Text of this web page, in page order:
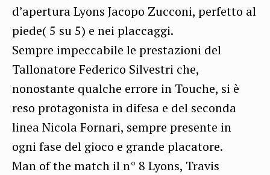
d’apertura Lyons Jacopo Zucconi, perfetto al
piede( 5 su 5) e nei placcaggi.
Sempre impeccabile le prestazioni del
Tallonatore Federico Silvestri che,
nonostante qualche errore in Touche, si è
reso protagonista in difesa e del seconda
linea Nicola Fornari, sempre presente in
ogni fase del gioco e grande placatore.
Man of the match il n° 8 Lyons, Travis